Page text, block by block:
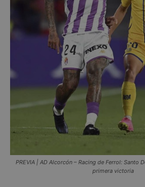
PREVIA | AD Alcorcón – Racing de Ferrol: Santo
primera victoria